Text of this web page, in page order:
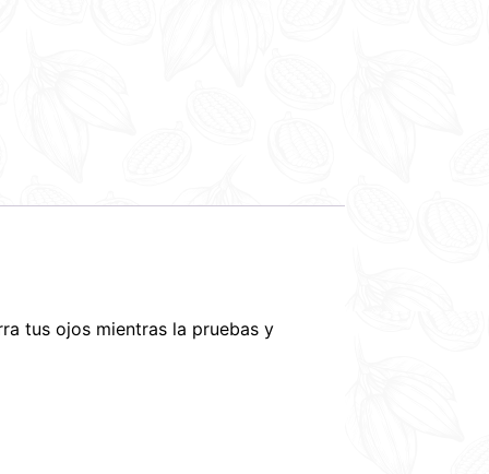
tus ojos mientras la pruebas y